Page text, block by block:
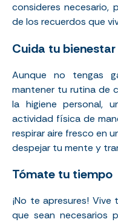
consideres necesario,
de los recuerdos que
Cuida tu bienestar
Aunque no tengas
mantener tu rutina de
la higiene personal,
actividad física de
respirar aire fresco en
despejar tu mente y
Tómate tu tiempo
¡No te apresures! Vive
que sean necesarios